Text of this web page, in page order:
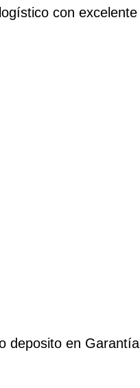
con excelente
deposito en Garantía